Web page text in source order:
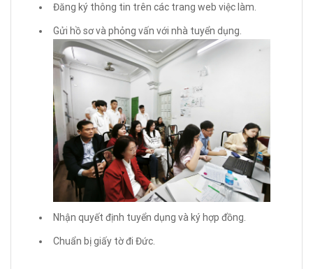
Đăng ký thông tin trên các trang web việc làm.
Gửi hồ sơ và phỏng vấn với nhà tuyển dụng.
Nhận quyết định tuyển dụng và ký hợp đồng.
Chuẩn bị giấy tờ đi Đức.